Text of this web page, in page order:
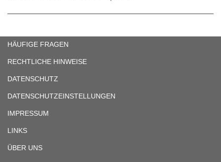
HÄUFIGE FRAGEN
RECHTLICHE HINWEISE
DATENSCHUTZ
DATENSCHUTZEINSTELLUNGEN
IMPRESSUM
LINKS
ÜBER UNS